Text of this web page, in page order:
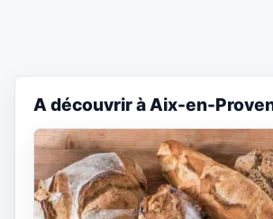
A découvrir à Aix-en-